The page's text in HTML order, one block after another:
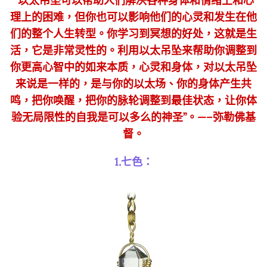
理上的困难，但你也可以影响他们的心灵和发生在他
们的整个人生转型。你学习到冥想的好处，这就是生
活，它是非常灵性的。利用以太吊坠来帮助你调整到
你更高心智中的如来本质，心灵和身体，对以太吊坠
来说是一样的，是与你的以太场、你的身体产生共
鸣，把你唤醒，把你的脉轮调整到最佳状态，让你体
验无局限性的自我是可以多么的神圣”。—–弥勒佛基
督。
1.七色：